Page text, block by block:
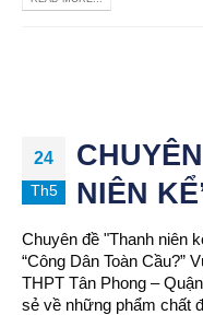
24
Th5
NIÊN
Chuyên đề "Thanh niên
“Công Dân Toàn Cầu?”
THPT Tân Phong –
sẻ về những phẩm chất